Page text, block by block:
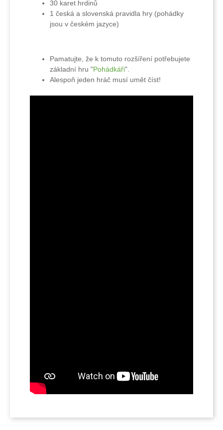
30 karet hrdinů
1 česká a slovenská pravidla hry (pohádky
jsou v českém jazyce)
Pamatujte, že k tomuto rozšíření potřebujete
základní hru "Pohádkáři".
Alespoň jeden hráč musí umět číst!